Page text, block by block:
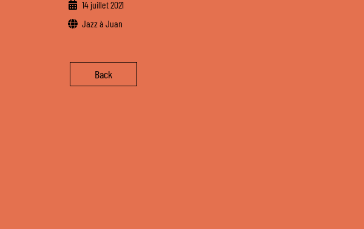
14 juillet 2021
Jazz à Juan
Back